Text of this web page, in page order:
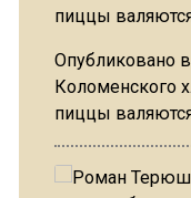
Опубликовано
Коломенского
пиццы